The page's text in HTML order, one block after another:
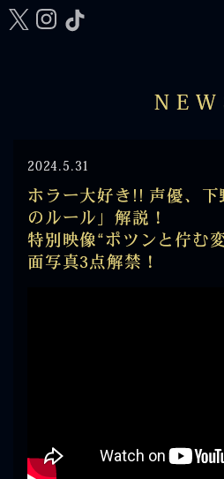
2024.5.31
ホラー大好き!! 声優、下
のルール」解説！
特別映像“ポツンと佇む
面写真3点解禁！